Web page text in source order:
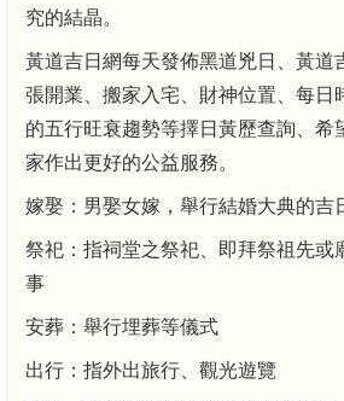
究的結晶。
黃道吉日網每天發佈黑道兇日、黃道
張開業、搬家入宅、財神位置、每日
的五行旺衰趨勢等擇日黃歷查詢、希
家作出更好的公益服務。
嫁娶：男娶女嫁，舉行結婚大典的吉
祭祀：指祠堂之祭祀、即拜祭祖先或
事
安葬：舉行埋葬等儀式
出行：指外出旅行、觀光遊覽